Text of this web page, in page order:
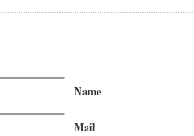
Name
Mail